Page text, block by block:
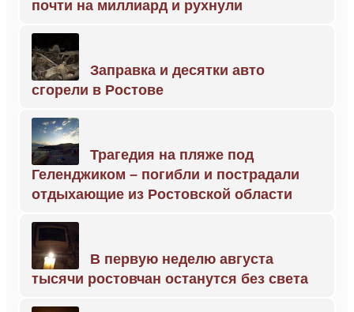
почти на миллиард и рухнули
Заправка и десятки авто
сгорели в Ростове
Трагедия на пляже под
Геленджиком – погибли и пострадали
отдыхающие из Ростовской области
В первую неделю августа
тысячи ростовчан останутся без света